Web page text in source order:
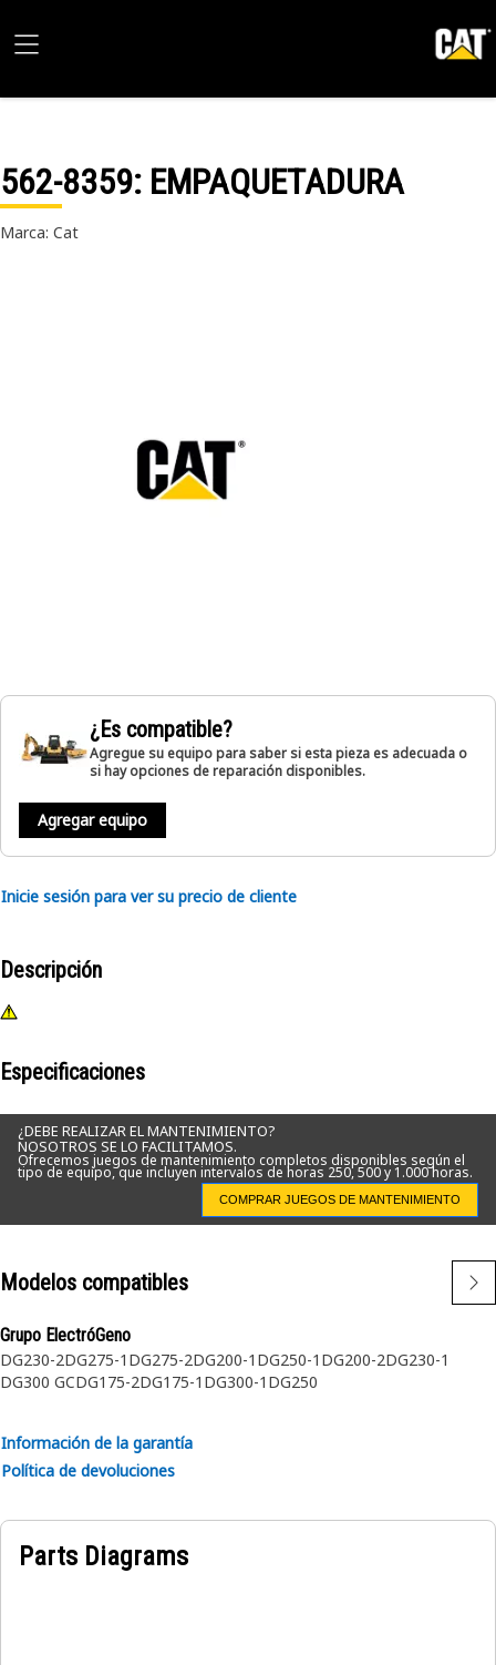
562-8359: EMPAQUETADURA
Marca: Cat
¿Es compatible?
Agregue su equipo para saber si esta pieza es adecuada o
si hay opciones de reparación disponibles.
Agregar equipo
Inicie sesión para ver su precio de cliente
Descripción
Especificaciones
¿DEBE REALIZAR EL MANTENIMIENTO?
NOSOTROS SE LO FACILITAMOS.
Ofrecemos juegos de mantenimiento completos disponibles según el
tipo de equipo, que incluyen intervalos de horas 250, 500 y 1.000 horas.
COMPRAR JUEGOS DE MANTENIMIENTO
Modelos compatibles
Grupo ElectróGeno
DG230-2DG275-1 DG275-2DG200-1 DG250-1 DG200-2DG230-1
DG300 GCDG175-2DG175-1 DG300-1 DG250
Información de la garantía
Política de devoluciones
Parts Diagrams